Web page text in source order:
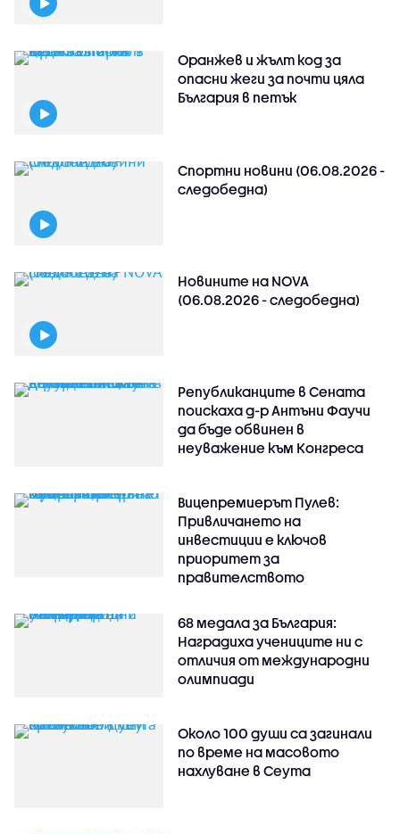
Оранжев и жълт код за
опасни жеги за почти цяла
България в петък
Спортни новини (06.08.2026 -
следобедна)
Новините на NOVA
(06.08.2026 - следобедна)
Републиканците в Сената
поискаха д-р Антъни Фаучи
да бъде обвинен в
неуважение към Конгреса
Вицепремиерът Пулев:
Привличането на
инвестиции е ключов
приоритет за
правителството
68 медала за България:
Наградиха учениците ни с
отличия от международни
олимпиади
Около 100 души са загинали
по време на масовото
нахлуване в Сеута